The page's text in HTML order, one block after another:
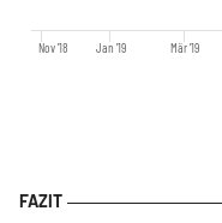
Nov '18 Jan '19 Mär '19